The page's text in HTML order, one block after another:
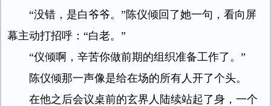
“没错，是白爷爷。”陈仪倾回了她一句，看向屏
幕主动打招呼：“白老。”
“仪倾啊，辛苦你做前期的组织准备工作了。”
陈仪倾那一声像是给在场的所有人开了个头。
在他之后会议桌前的玄界人陆续站起了身，一个